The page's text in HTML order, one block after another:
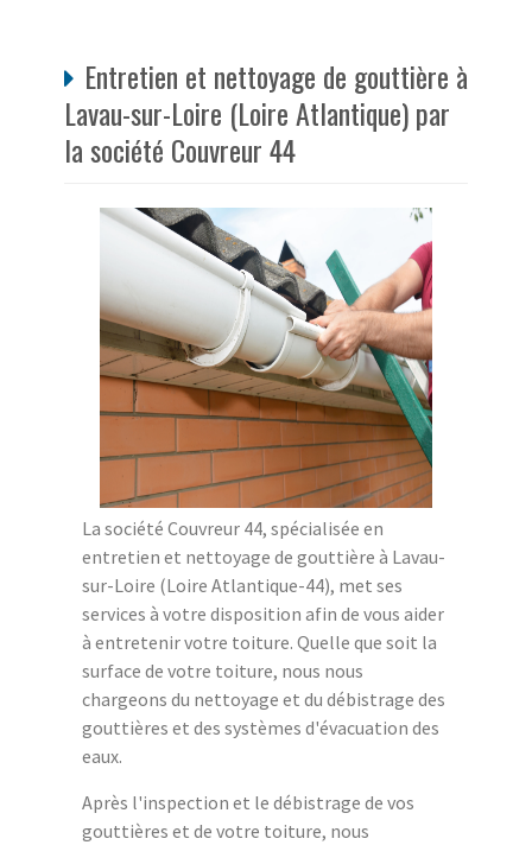
Entretien et nettoyage de gouttière à
Lavau-sur-Loire (Loire Atlantique) par
la société Couvreur 44
La société Couvreur 44, spécialisée en
entretien et nettoyage de gouttière à Lavau-
sur-Loire (Loire Atlantique-44), met ses
services à votre disposition afin de vous aider
à entretenir votre toiture. Quelle que soit la
surface de votre toiture, nous nous
chargeons du nettoyage et du débistrage des
gouttières et des systèmes d'évacuation des
eaux.
Après l'inspection et le débistrage de vos
gouttières et de votre toiture, nous